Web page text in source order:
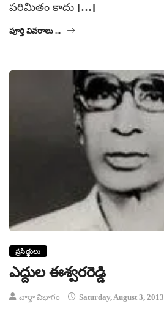
పరిమితం కాదు […]
పూర్తి వివరాలు ...
ప్రసిద్ధులు
ఎద్దుల ఈశ్వరరెడ్డి
వార్తా విభాగం Saturday, August 3, 2013